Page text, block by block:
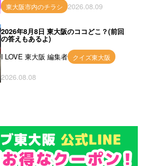
東大阪市内のチラシ 2026.08.09
2026年8月8日 東大阪のココどこ？(前回
の答えもあるよ)
I LOVE 東大阪 編集者 クイズ東大阪
2026.08.08